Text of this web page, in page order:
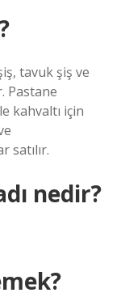
tavuk şiş ve
Pastane
kahvaltı için
satılır.
nedir?